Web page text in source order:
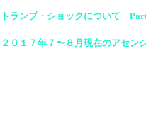
トランプ・ショックについて
２０１７年７〜８月現在のアセ